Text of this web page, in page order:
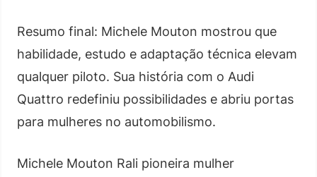
Resumo final: Michele Mouton mostrou que
habilidade, estudo e adaptação técnica elevam
qualquer piloto. Sua história com o Audi
Quattro redefiniu possibilidades e abriu portas
para mulheres no automobilismo.
Michele Mouton Rali pioneira mulher